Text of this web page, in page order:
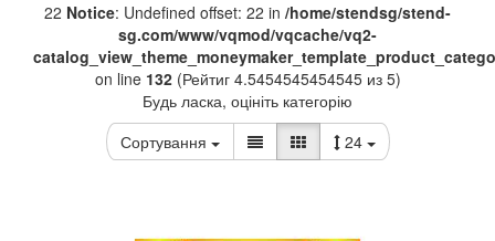
22 Notice: Undefined offset: 22 in /home/stendsg/stend-
sg.com/www/vqmod/vqcache/vq2-
on line 132(Рейтиг 4.5454545454545 из 5)
Будь ласка, оцініть категорію
Сортування
24